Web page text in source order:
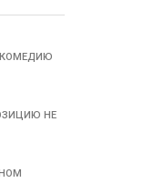
КОМЕДИЮ
НЕ